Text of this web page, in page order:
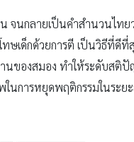
นกลายเป็นคำสำนวนไทย
ทษเด็กด้วยการตี เป็นวิธีที่ดี
นของสมอง ทำให้ระดับสติ
นการหยุดพฤติกรรมในระย